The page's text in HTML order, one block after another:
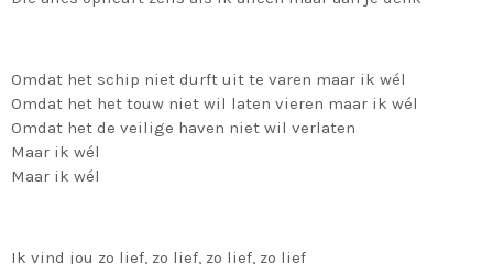
Omdat het schip niet durft uit te varen maar ik wél
Omdat het het touw niet wil laten vieren maar ik wél
Omdat het de veilige haven niet wil verlaten
Maar ik wél
Maar ik wél
Ik vind jou zo lief, zo lief, zo lief, zo lief